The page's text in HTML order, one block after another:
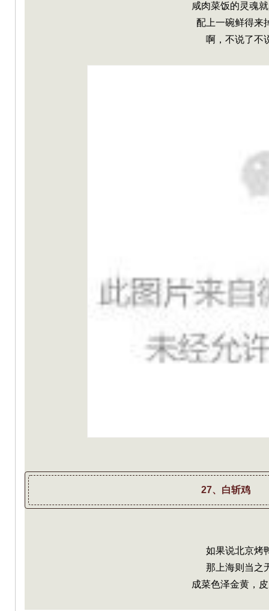
咸肉菜饭的灵魂
配上一碗鲜得来
啊，不说了不
27、白斩鸡
如果说北京烤
那上海则当之
成菜色泽金黄，